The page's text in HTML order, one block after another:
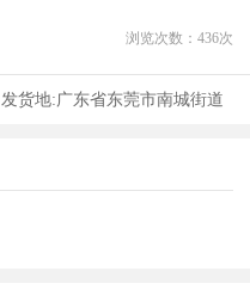
浏览次数： 436次
发货地:广东省东莞市南城街道